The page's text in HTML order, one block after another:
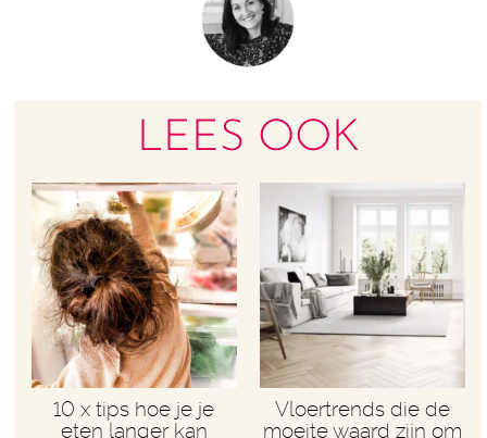
LEES OOK
10 x tips hoe je je
eten langer kan
Vloertrends die de
moeite waard zijn om